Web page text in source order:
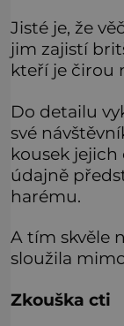
Jisté je, že
jim zajistí
kteří je čirou
Do detailu
své
kousek
údajně
harému.
A tím skvěle
sloužila
Zkouška cti